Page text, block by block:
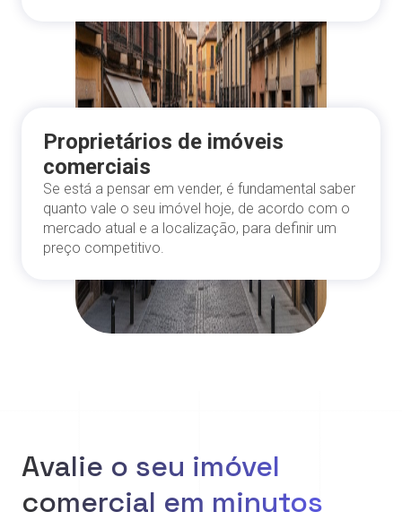
Proprietários de imóveis
comerciais
Se está a pensar em vender, é fundamental saber
quanto vale o seu imóvel hoje, de acordo com o
mercado atual e a localização, para definir um
preço competitivo.
Avalie o seu imóvel
comercial em minutos